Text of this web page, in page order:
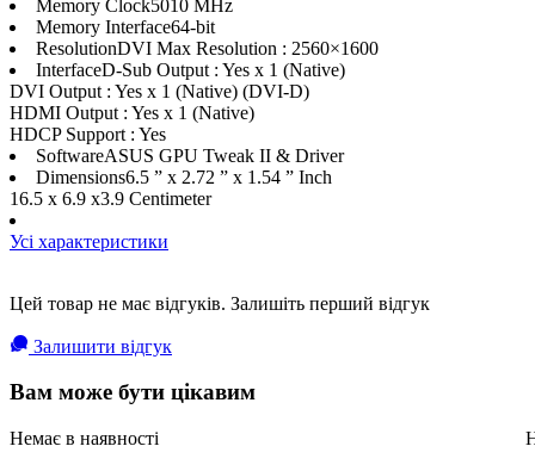
Memory Clock5010 MHz
Memory Interface64-bit
ResolutionDVI Max Resolution : 2560×1600
InterfaceD-Sub Output : Yes x 1 (Native)
DVI Output : Yes x 1 (Native) (DVI-D)
HDMI Output : Yes x 1 (Native)
HDCP Support : Yes
SoftwareASUS GPU Tweak II & Driver
Dimensions6.5 ” x 2.72 ” x 1.54 ” Inch
16.5 x 6.9 x3.9 Centimeter
Усі характеристики
Цей товар не має відгуків. Залишіть перший відгук
Залишити відгук
Вам може бути цікавим
Немає в наявності